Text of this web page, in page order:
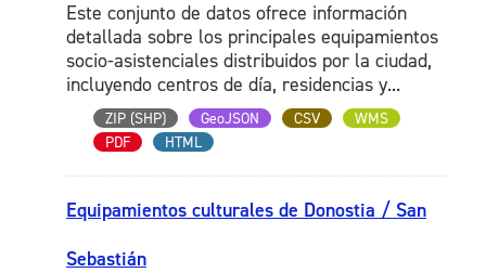
Este conjunto de datos ofrece información
detallada sobre los principales equipamientos
socio-asistenciales distribuidos por la ciudad,
incluyendo centros de día, residencias y...
ZIP (SHP) GeoJSON CSV
WMS
PDF
HTML
Equipamientos culturales de Donostia / San
Sebastián